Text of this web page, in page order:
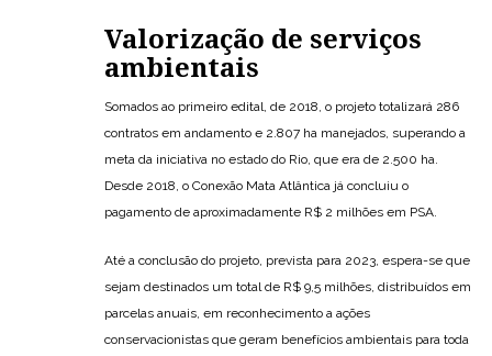
Valorização de serviços
ambientais
Somados ao primeiro edital, de 2018, o projeto totalizará 286
contratos em andamento e 2.807 ha manejados, superando a
meta da iniciativa no estado do Rio, que era de 2.500 ha.
Desde 2018, o Conexão Mata Atlântica já concluiu o
pagamento de aproximadamente R$ 2 milhões em PSA.
Até a conclusão do projeto, prevista para 2023, espera-se que
sejam destinados um total de R$ 9,5 milhões, distribuídos em
parcelas anuais, em reconhecimento a ações
conservacionistas que geram benefícios ambientais para toda